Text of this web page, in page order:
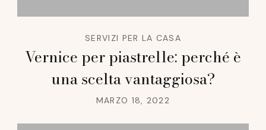
SERVIZI PER LA CASA
Vernice per piastrelle: perché è
una scelta vantaggiosa?
MARZO 18, 2022